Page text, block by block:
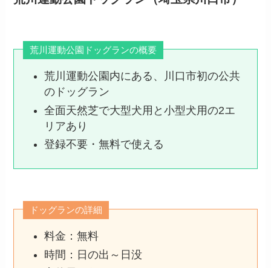
荒川運動公園ドッグランの概要
荒川運動公園内にある、川口市初の公共
のドッグラン
全面天然芝で大型犬用と小型犬用の2エ
リアあり
登録不要・無料で使える
ドッグランの詳細
料金：無料
時間：日の出～日没